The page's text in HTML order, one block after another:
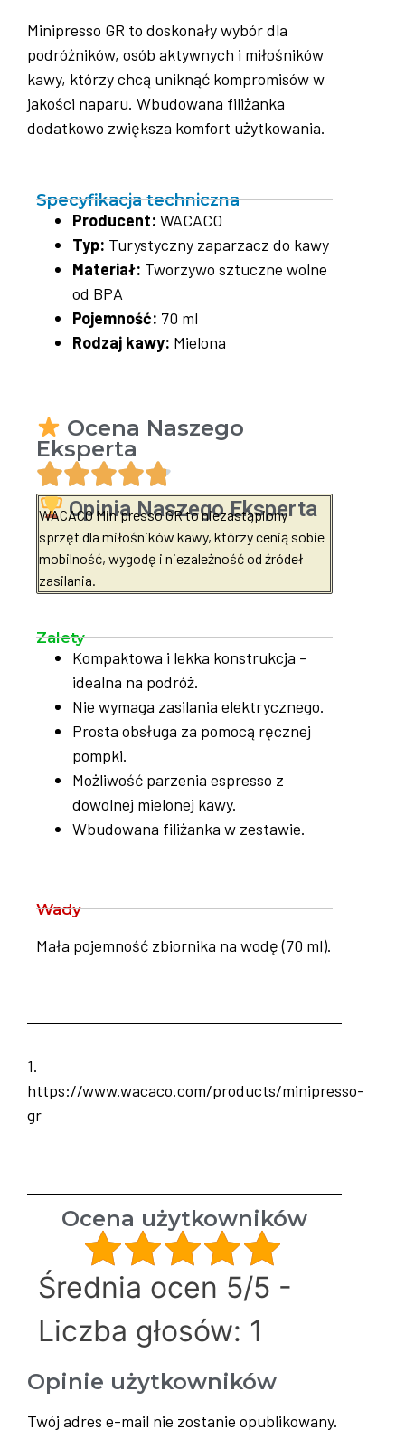
Minipresso GR to doskonały wybór dla
podróżników, osób aktywnych i miłośników
kawy, którzy chcą uniknąć kompromisów w
jakości naparu. Wbudowana filiżanka
dodatkowo zwiększa komfort użytkowania.
Specyfikacja techniczna
Producent: WACACO
Typ: Turystyczny zaparzacz do kawy
Materiał: Tworzywo sztuczne wolne
od BPA
Pojemność: 70 ml
Rodzaj kawy: Mielona
Ocena Naszego
Eksperta
Opinia Naszego Eksperta
WACACO Minipresso GR to niezastąpiony
sprzęt dla miłośników kawy, którzy cenią sobie
mobilność, wygodę i niezależność od źródeł
zasilania.
Zalety
Kompaktowa i lekka konstrukcja –
idealna na podróż.
Nie wymaga zasilania elektrycznego.
Prosta obsługa za pomocą ręcznej
pompki.
Możliwość parzenia espresso z
dowolnej mielonej kawy.
Wbudowana filiżanka w zestawie.
Wady
Mała pojemność zbiornika na wodę (70 ml).
1.
https://www.wacaco.com/products/minipresso-
gr
Ocena użytkowników
Średnia ocen 5/5 -
Liczba głosów: 1
Opinie użytkowników
Twój adres e-mail nie zostanie opublikowany.